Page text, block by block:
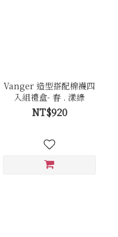
Vanger 造型搭配棉襪四
入組禮盒- 春 . 漾綠
NT$920